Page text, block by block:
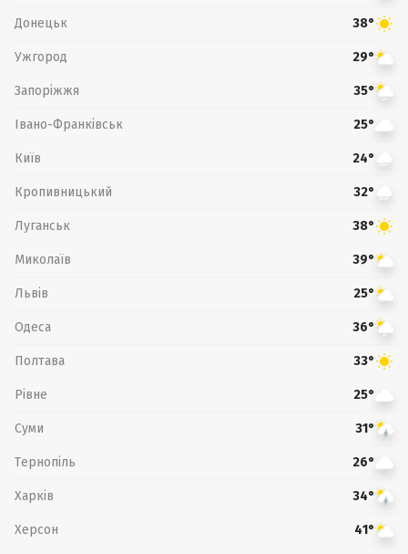
Донецьк 38°
Ужгород 29°
Запоріжжя 35°
Івано-Франківськ 25°
Київ 24°
Кропивницький 32°
Луганськ 38°
Миколаїв 39°
Львів 25°
Одеса 36°
Полтава 33°
Рівне 25°
Суми 31°
Тернопіль 26°
Харків 34°
Херсон 41°